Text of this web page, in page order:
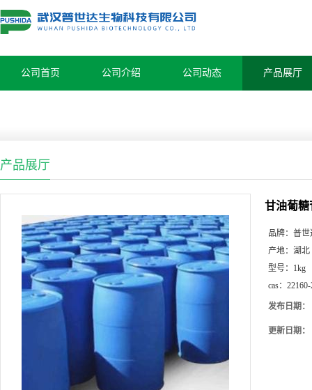
公司首页 公司介绍 公司动态 产品展厅
产品展厅
甘油葡糖
品牌： 普世
产地： 湖北
型号： 1kg
cas：
发布日期：
更新日期：